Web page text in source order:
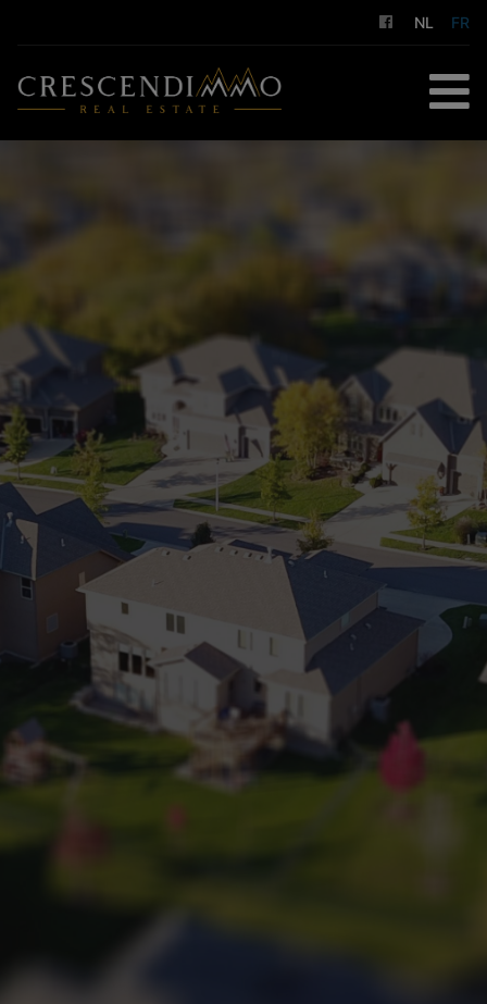
NL FR
NOS SERVICES
A PROPOS DE NOUS
CONTACT
ESTIMATION GRATUITE
+32 (0) 2 660 50 50
Bruxelles Sud
Sambreville